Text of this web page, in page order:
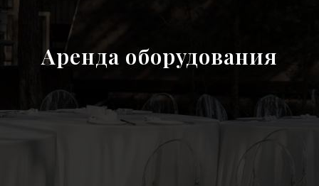
Аренда оборудования